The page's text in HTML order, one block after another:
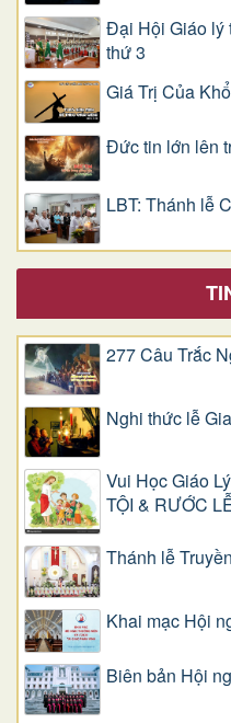
Đại Hội Giáo lý
thứ 3
Giá Trị Của
Đức tin lớn lên
LBT: Thánh lễ
277 Câu Trắc
Nghi thức lễ
Vui Học Giáo
TỘI & RƯỚC
Thánh lễ
Khai mạc Hội
Biên bản Hội